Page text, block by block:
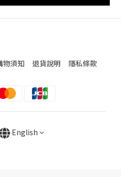
物須知 退貨說明 隱私條款
English